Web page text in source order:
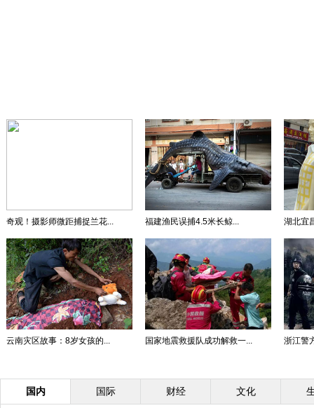
奇观！摄影师微距捕捉兰花... 福建渔民误捕4.5米长鲸... 湖北宜
云南灾区故事：8岁女孩的... 国家地震救援队成功解救一... 浙江警
国内 国际 财经 文化